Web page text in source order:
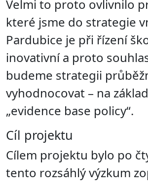
Velmi to proto ovlivnilo
které jsme do strategie
Pardubice je při řízení
inovativní a proto
budeme strategii
vyhodnocovat – na
„evidence base policy“.
Cíl projektu
Cílem projektu bylo po
tento rozsáhlý výzkum